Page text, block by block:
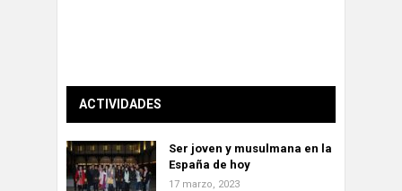
ACTIVIDADES
Ser joven y musulmana en la
España de hoy
17 marzo, 2023